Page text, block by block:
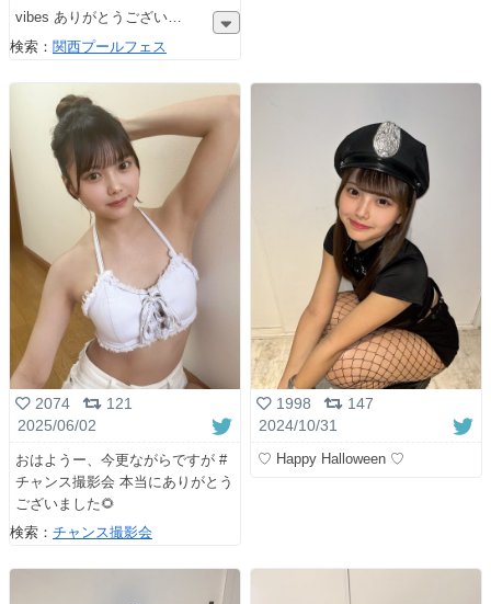
vibes ありがとうござい
検索： 関西プールフェス
2074
121
2025/06/02
おはようー、今更ながらですが #
チャンス撮影会 本当にありがとう
ございました🌻
検索： チャンス撮影会
1998
147
2024/10/31
♡ Happy Halloween ♡